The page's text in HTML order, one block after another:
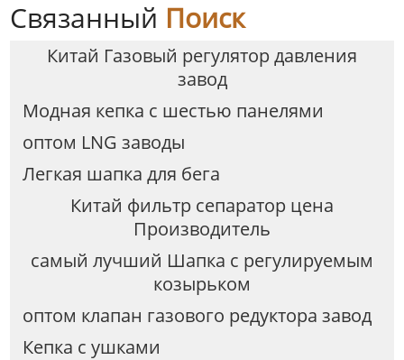
Связанный Поиск
Китай Газовый регулятор давления
завод
Модная кепка с шестью панелями
оптом LNG заводы
Легкая шапка для бега
Китай фильтр сепаратор цена
Производитель
самый лучший Шапка с регулируемым
козырьком
оптом клапан газового редуктора завод
Кепка с ушками